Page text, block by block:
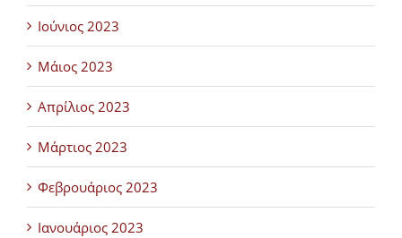
Ιούνιος 2023
Μάιος 2023
Απρίλιος 2023
Μάρτιος 2023
Φεβρουάριος 2023
Ιανουάριος 2023